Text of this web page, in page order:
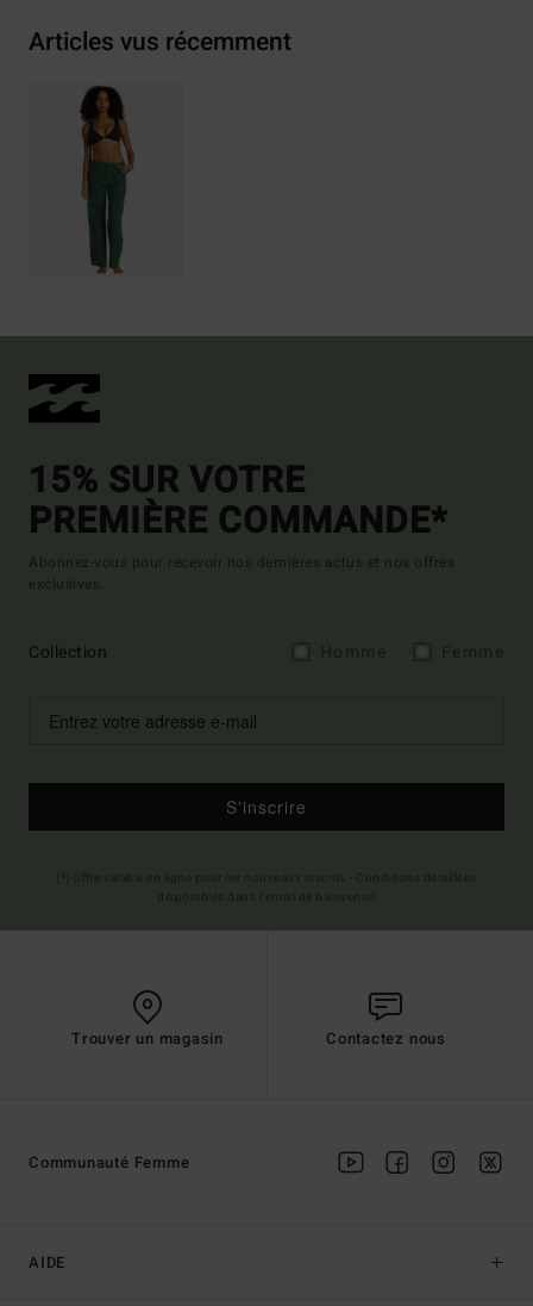
Articles vus récemment
15% SUR VOTRE
PREMIÈRE COMMANDE*
Abonnez-vous pour recevoir nos dernières actus et nos offres
exclusives.
Collection
S'inscrire
Trouver un magasin Contactez nous
AIDE
Communauté Femme